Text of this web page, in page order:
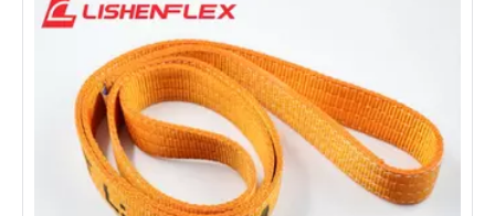
Iki amarga amba sling langsung mengaruhi
tension ing saben sikil saka sling-sing cilik
amba antarane sling lan horisontal, sing luwih
gedhe tension. Miturut EN 1492-1 lan ASME
B30.9, kapasitas kudu dikurangi nalika sling
digunakake ing sudut utawa ing konfigurasi
multi-leg. Pandhuan iki nerangake fisika konco